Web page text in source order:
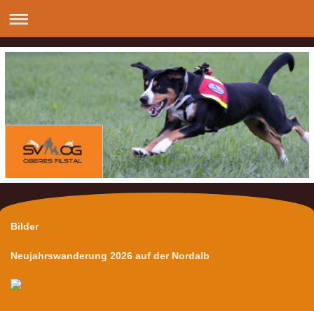
Bilder
Neujahrswanderung 2026 auf der Nordalb